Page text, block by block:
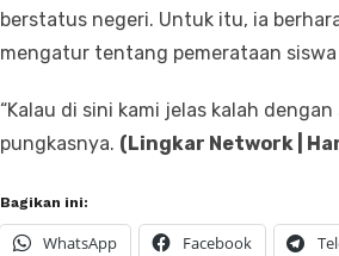
berstatus negeri. Untuk itu, ia
mengatur tentang pemerataan
“Kalau di sini kami jelas kalah
pungkasnya. (Lingkar Network |
Bagikan ini:
WhatsApp Facebook